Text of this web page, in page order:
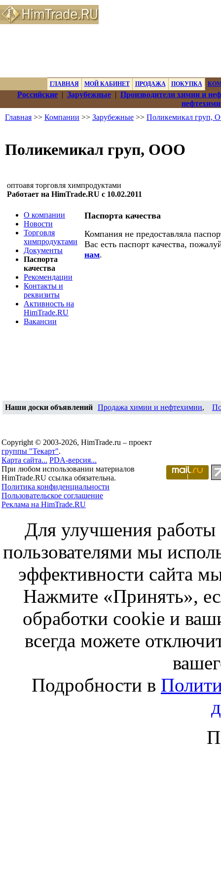
ГЛАВНАЯ МОЙ КАБИНЕТ ПРОДАЖА ПОКУПКА
Российские| Зарубежные| Производители химии и
Главная >> Компании >> Зарубежные >> Поликемикал груп,
Поликемикал груп, ООО
оптоавя торговля химпродуктами
Работает на HimTrade.RU с 10.02.2011
О компании
Новости
Торговля
химпродуктами
Документы
Паспорта
качества
Рекомендации
Контакты и
реквизиты
Активность на
HimTrade.RU
Вакансии
Паспорта качества
Компания не предоставляла
Вас есть паспорт качества,
нам.
Наши доски объявлений Продажа химии и нефтехимии,
Copyright © 2003-2026, HimTrade.ru – проект
группы "Текарт".
Карта сайта... PDA-версия...
При любом использовании материалов
HimTrade.RU ссылка обязательна.
Политика конфиденциальности
Пользовательское соглашение
Реклама на HimTrade.RU
Для улучшения работы
пользователями мы
эффективности сайта
Нажмите «Принять»,
обработки cookie и
всегда можете
Подробности в